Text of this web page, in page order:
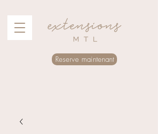
Reserve maintenant